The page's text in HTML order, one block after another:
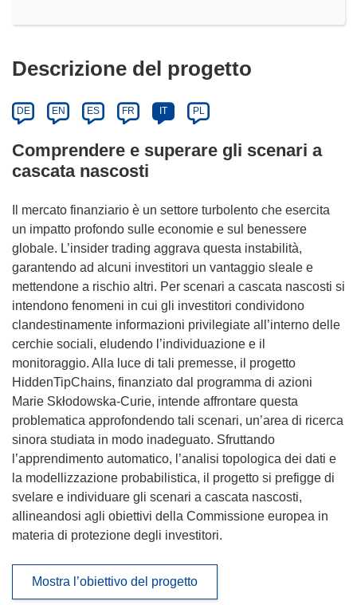
Descrizione del progetto
DE EN ES FR IT PL
Comprendere e superare gli scenari a
cascata nascosti
Il mercato finanziario è un settore turbolento che esercita
un impatto profondo sulle economie e sul benessere
globale. L’insider trading aggrava questa instabilità,
garantendo ad alcuni investitori un vantaggio sleale e
mettendone a rischio altri. Per scenari a cascata nascosti si
intendono fenomeni in cui gli investitori condividono
clandestinamente informazioni privilegiate all’interno delle
cerchie sociali, eludendo l’individuazione e il
monitoraggio. Alla luce di tali premesse, il progetto
HiddenTipChains, finanziato dal programma di azioni
Marie Skłodowska-Curie, intende affrontare questa
problematica approfondendo tali scenari, un’area di ricerca
sinora studiata in modo inadeguato. Sfruttando
l’apprendimento automatico, l’analisi topologica dei dati e
la modellizzazione probabilistica, il progetto si prefigge di
svelare e individuare gli scenari a cascata nascosti,
allineandosi agli obiettivi della Commissione europea in
materia di protezione degli investitori.
Mostra l’obiettivo del progetto